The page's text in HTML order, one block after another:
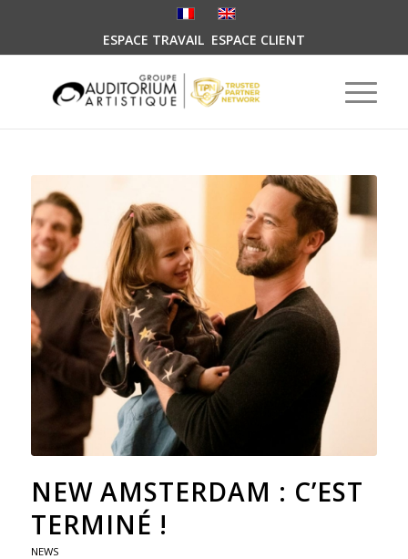
ESPACE TRAVAIL ESPACE CLIENT
NEW AMSTERDAM : C’EST
TERMINÉ !
NEWS